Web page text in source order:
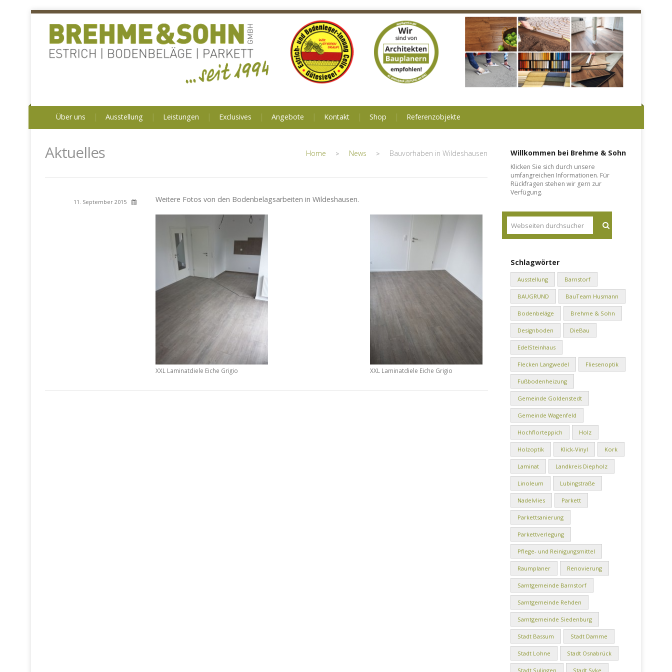
Über uns Ausstellung Leistungen Exclusives Angebote Kontakt Shop Referenzobjekte
Aktuelles Home > News > Bauvorhaben in Wildeshausen
11. September 2015 Weitere Fotos von den Bodenbelagsarbeiten in Wildeshausen.
XXL Laminatdiele Eiche Grigio XXL Laminatdiele Eiche Grigio
Willkommen bei Brehme & Sohn
Klicken Sie sich durch unsere
umfangreichen Informationen. Für
Rückfragen stehen wir gern zur
Verfügung.
Suche
Schlagwörter
Ausstellung Barnstorf
BAUGRUND BauTeam Husmann
Bodenbeläge Brehme & Sohn
Designboden DieBau
EdelSteinhaus
Flecken Langwedel Fliesenoptik
Fußbodenheizung
Gemeinde Goldenstedt
Gemeinde Wagenfeld
Hochflorteppich Holz
Holzoptik Klick-Vinyl Kork
Laminat Landkreis Diepholz
Linoleum Lubingstraße
Nadelvlies Parkett
Parkettsanierung
Parkettverlegung
Pflege- und Reinigungsmittel
Raumplaner Renovierung
Samtgemeinde Barnstorf
Samtgemeinde Rehden
Samtgemeinde Siedenburg
Stadt Bassum Stadt Damme
Stadt Lohne Stadt Osnabrück
Stadt Sulingen Stadt Syke